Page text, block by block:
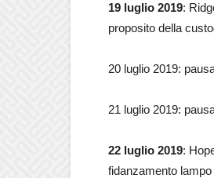
19 luglio 2019:
proposito della
20 luglio 2019:
21 luglio 2019:
22 luglio 2019:
fidanzamento